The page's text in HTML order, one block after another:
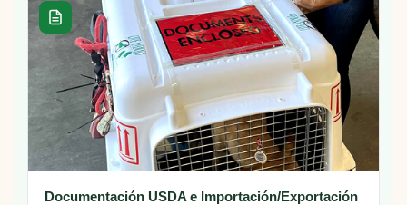
Documentación USDA e Importación/Exportación